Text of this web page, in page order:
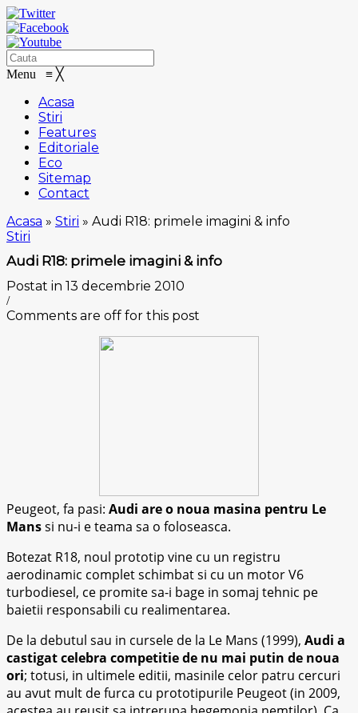
Menu ≡ ╳
Acasa
Stiri
Features
Editoriale
Eco
Sitemap
Contact
Acasa » Stiri » Audi R18: primele imagini & info
Stiri
Audi R18: primele imagini & info
Postat in 13 decembrie 2010
/
Comments are off for this post
Peugeot, fa pasi: Audi are o noua masina pentru Le
Manssi nu-i e teama sa o foloseasca.
Botezat R18, noul prototip vine cu un registru
aerodinamic complet schimbat si cu un motor V6
turbodiesel, ce promite sa-i bage in somaj tehnic pe
baietii responsabili cu realimentarea.
De la debutul sau in cursele de la Le Mans (1999), Audi a
castigat celebra competitie de nu mai putin de noua
ori; totusi, in ultimele editii, masinile celor patru cercuri
au avut mult de furca cu prototipurile Peugeot (in 2009,